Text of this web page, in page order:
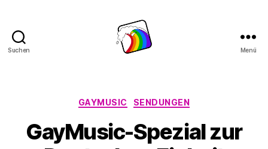
Suchen Menü
Kategorien
GAYMUSIC SENDUNGEN
GayMusic-Spezial zur